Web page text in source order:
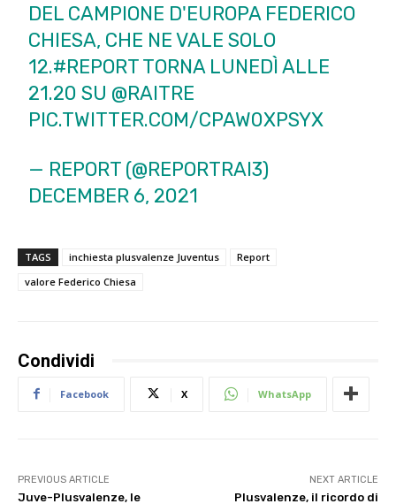
DEL CAMPIONE D'EUROPA FEDERICO
CHIESA, CHE NE VALE SOLO
12.#REPORTTORNA LUNEDÌ ALLE
21.20 SU @RAITRE
PIC.TWITTER.COM/CPAW0XPSYX
— REPORT (@REPORTRAI3)
DECEMBER 6, 2021
TAGS inchiesta plusvalenze Juventus
Report
valore Federico Chiesa
Condividi
Facebook X WhatsApp
PREVIOUS ARTICLE
Juve-Plusvalenze, le
NEXT ARTICLE
Plusvalenze, il ricordo di